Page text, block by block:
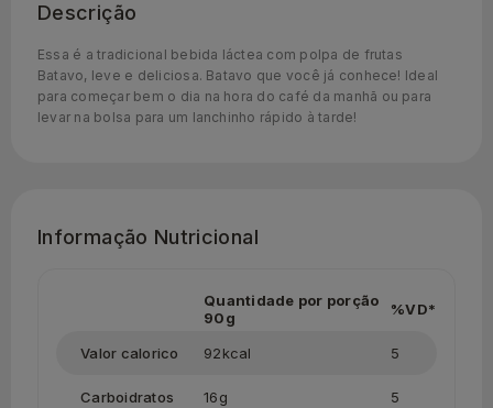
Descrição
Essa é a tradicional bebida láctea com polpa de frutas
Batavo, leve e deliciosa. Batavo que você já conhece! Ideal
para começar bem o dia na hora do café da manhã ou para
levar na bolsa para um lanchinho rápido à tarde!
Informação Nutricional
Quantidade por porção
90g
%VD*
Valor calorico 92kcal 5
Carboidratos 16g 5